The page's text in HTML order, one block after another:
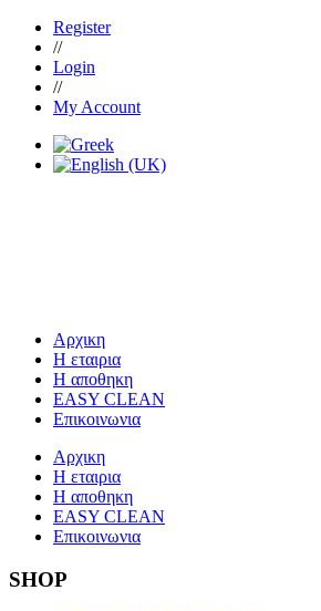
Register
//
Login
//
My Account
Αρχικη
Η εταιρια
Η αποθηκη
EASY CLEAN
Επικοινωνια
Αρχικη
Η εταιρια
Η αποθηκη
EASY CLEAN
Επικοινωνια
SHOP